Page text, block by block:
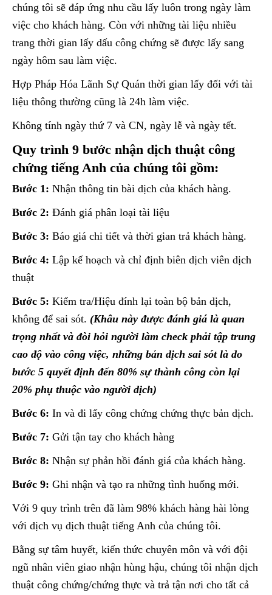
chúng tôi sẽ đáp ứng nhu cầu lấy luôn trong ngày làm
việc cho khách hàng. Còn với những tài liệu nhiều
trang thời gian lấy dấu công chứng sẽ được lấy sang
ngày hôm sau làm việc.
Hợp Pháp Hóa Lãnh Sự Quán thời gian lấy đối với tài
liệu thông thường cũng là 24h làm việc.
Không tính ngày thứ 7 và CN, ngày lễ và ngày tết.
Quy trình 9 bước nhận dịch thuật công
chứng tiếng Anh của chúng tôi gồm:
Bước 1: Nhận thông tin bài dịch của khách hàng.
Bước 2: Đánh giá phân loại tài liệu
Bước 3: Báo giá chi tiết và thời gian trả khách hàng.
Bước 4: Lập kế hoạch và chỉ định biên dịch viên dịch
thuật
Bước 5: Kiểm tra/Hiệu đính lại toàn bộ bản dịch,
không để sai sót. (Khâu này được đánh giá là quan
trọng nhất và đòi hỏi người làm check phải tập trung
cao độ vào công việc, những bản dịch sai sót là do
bước 5 quyết định đến 80% sự thành công còn lại
20% phụ thuộc vào người dịch)
Bước 6: In và đi lấy công chứng chứng thực bản dịch.
Bước 7: Gửi tận tay cho khách hàng
Bước 8: Nhận sự phản hồi đánh giá của khách hàng.
Bước 9: Ghi nhận và tạo ra những tình huống mới.
Với 9 quy trình trên đã làm 98% khách hàng hài lòng
với dịch vụ dịch thuật tiếng Anh của chúng tôi.
Bằng sự tâm huyết, kiến thức chuyên môn và với đội
ngũ nhân viên giao nhận hùng hậu, chúng tôi nhận dịch
thuật công chứng/chứng thực và trả tận nơi cho tất cả